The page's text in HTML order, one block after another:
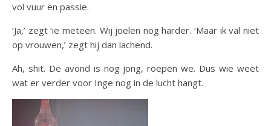
vol vuur en passie.
‘Ja,’ zegt ‘ie meteen. Wij joelen nog harder. ‘Maar ik val niet
op vrouwen,’ zegt hij dan lachend.
Ah, shit. De avond is nog jong, roepen we. Dus wie weet
wat er verder voor Inge nog in de lucht hangt.